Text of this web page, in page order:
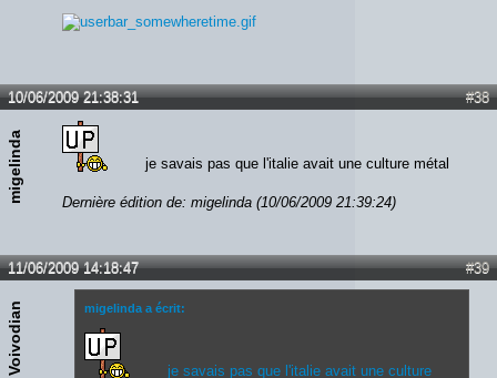
#38
10/06/2009 21:38:31
migelinda je savais pas que l'italie avait une culture métal
Dernière édition de: migelinda (10/06/2009 21:39:24)
#39
11/06/2009 14:18:47
Voivodian migelinda a écrit:
je savais pas que l'italie avait une culture